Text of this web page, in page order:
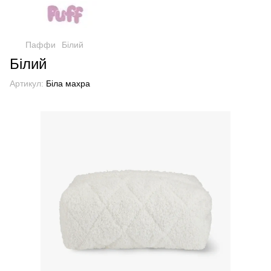
Паффи Білий
Білий
Артикул: Біла махра